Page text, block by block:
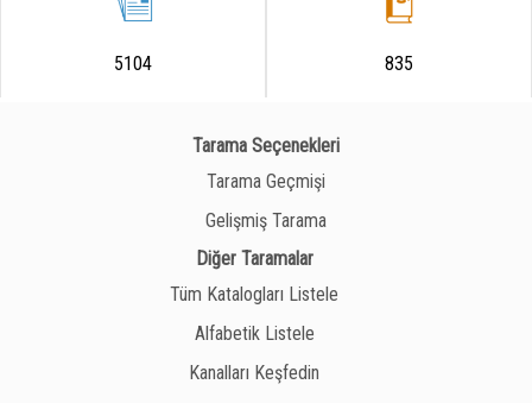
5104 835
Tarama Seçenekleri
Tarama Geçmişi
Gelişmiş Tarama
Diğer Taramalar
Tüm Katalogları Listele
Alfabetik Listele
Kanalları Keşfedin